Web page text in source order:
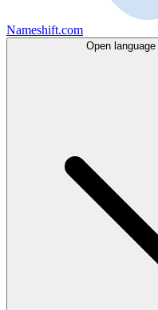
Nameshift.com
Open